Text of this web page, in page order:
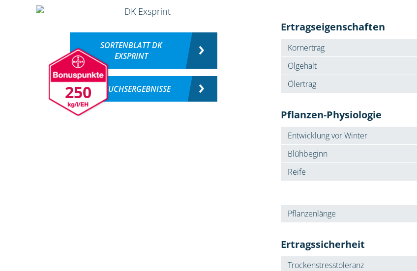
250
SORTENBLATT DK
EXSPRINT
VERSUCHSERGEBNISSE
Ertragseigenschaften
Kornertrag
Ölgehalt
Ölertrag
Pflanzen-Physiologie
Entwicklung vor Winter
Blühbeginn
Reife
Pflanzenlänge
Ertragssicherheit
Trockenstresstoleranz